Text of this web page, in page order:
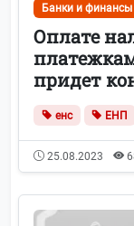
Банки и финансы
Оплате
придет
енс ЕНП
25.08.2023